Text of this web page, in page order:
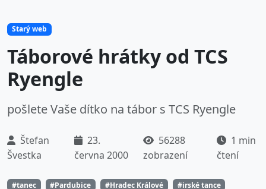
Starý web
Táborové hrátky od TCS
Ryengle
pošlete Vaše dítko na tábor s TCS Ryengle
Štefan
Švestka
23.
června 2000
56288
zobrazení
1 min
čtení
#tanec #Pardubice #Hradec Králové
#irské tance